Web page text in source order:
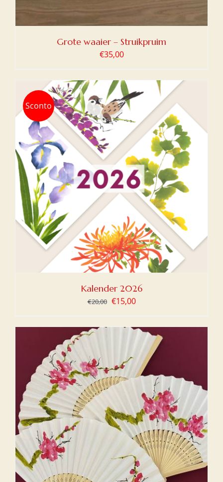
Grote waaier – Struikpruim
€35,00
Sconto
Kalender 2026
€20,00 Oorspronkelijke
was:
€15,00Huidige
is:
€15,00.